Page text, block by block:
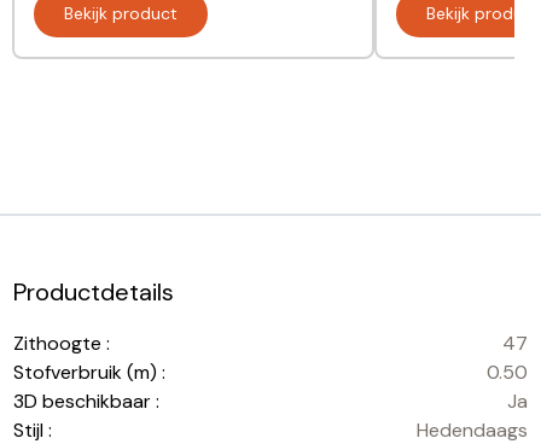
Bekijk product Bekijk product
Productdetails
Zithoogte :
47
Stofverbruik (m) :
0.50
3D beschikbaar :
Ja
Stijl :
Hedendaags